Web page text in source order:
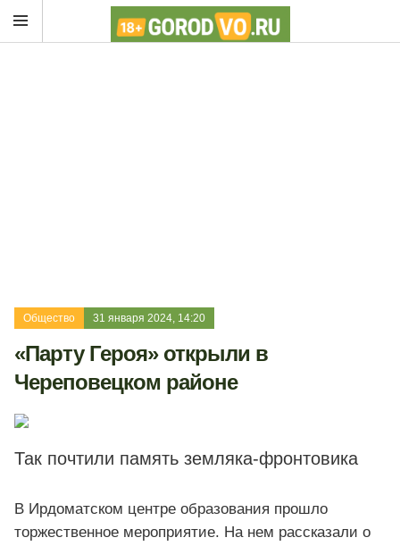
Общество 31 января 2024, 14:20
«Парту Героя» открыли в
Череповецком районе
Так почтили память земляка-фронтовика
В Ирдоматском центре образования прошло
торжественное мероприятие. На нем рассказали о